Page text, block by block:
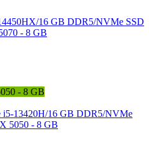
16 GB DDR5/NVMe SSD
- 8 GB
- 8 GB